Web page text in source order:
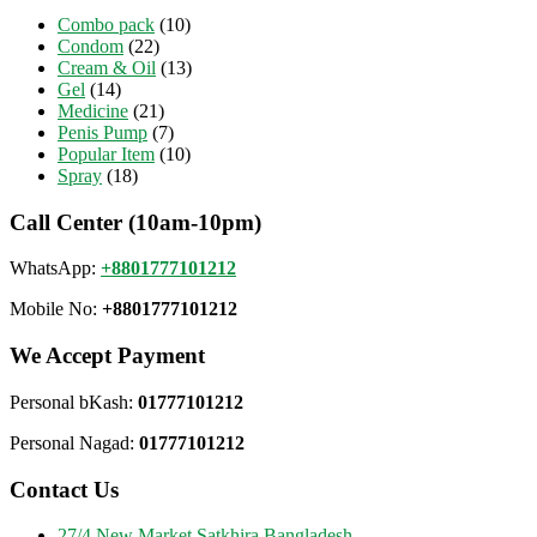
Combo pack (10)
Condom (22)
Cream & Oil (13)
Gel (14)
Medicine (21)
Penis Pump (7)
Popular Item (10)
Spray (18)
Call Center (10am-10pm)
WhatsApp: +8801777101212
Mobile No: +8801777101212
We Accept Payment
Personal bKash: 01777101212
Personal Nagad: 01777101212
Contact Us